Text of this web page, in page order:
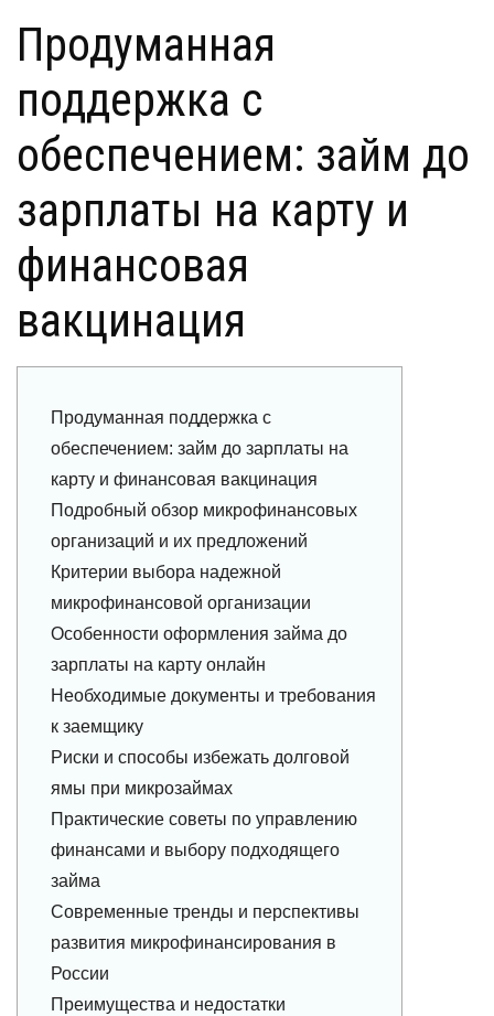
Продуманная
поддержка с
обеспечением: займ до
зарплаты на карту и
финансовая
вакцинация
Продуманная поддержка с
обеспечением: займ до зарплаты на
карту и финансовая вакцинация
Подробный обзор микрофинансовых
организаций и их предложений
Критерии выбора надежной
микрофинансовой организации
Особенности оформления займа до
зарплаты на карту онлайн
Необходимые документы и требования
к заемщику
Риски и способы избежать долговой
ямы при микрозаймах
Практические советы по управлению
финансами и выбору подходящего
займа
Современные тренды и перспективы
развития микрофинансирования в
России
Преимущества и недостатки